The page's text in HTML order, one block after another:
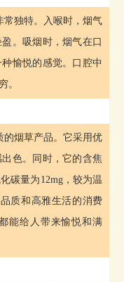
常独特。入喉时，烟气
。吸烟时，烟气在口
愉悦的感觉。口腔中
。
的烟草产品。它采用优
色。同时，它的含焦
碳量为12mg，较为温
质和高雅生活的消费
能给人带来愉悦和满